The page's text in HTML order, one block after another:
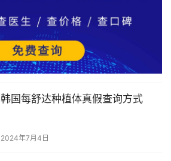
韩国每舒达种植体真假查询方式
2024年7月4日